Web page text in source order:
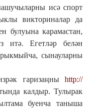
исә спорт
викториналар да
булуына карамастан,
итә. Егетләр белән
сынауларны
гаризаңны http://
калдыр. Тулырак
буенча таныша